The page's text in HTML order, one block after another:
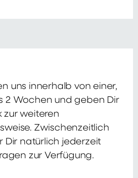
uns innerhalb von einer,
2 Wochen und geben Dir
zur weiteren
Zwischenzeitlich
Dir natürlich jederzeit
zur Verfügung.